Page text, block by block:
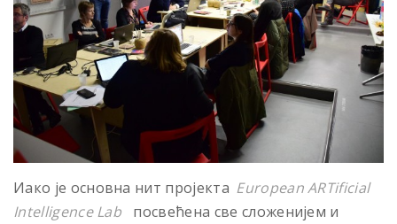
Иако је основна нит пројекта European ARTificial
Intelligence Lab
посвећена све сложенијем и